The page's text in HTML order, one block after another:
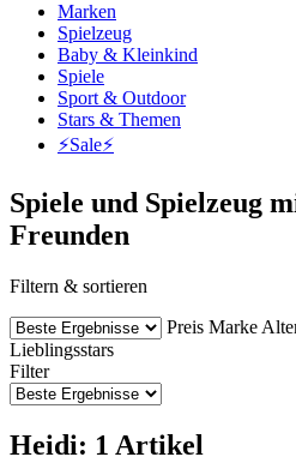
Marken
Spielzeug
Baby & Kleinkind
Spiele
Sport & Outdoor
Stars & Themen
⚡️Sale⚡️
Spiele und Spielzeug
Freunden
Filtern & sortieren
Preis Marke
Lieblingsstars
Filter
Heidi: 1 Artikel